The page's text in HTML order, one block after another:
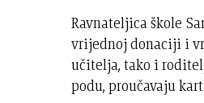
Ravnateljica škole
vrijednoj donaciji i
učitelja, tako i
podu, proučavaju